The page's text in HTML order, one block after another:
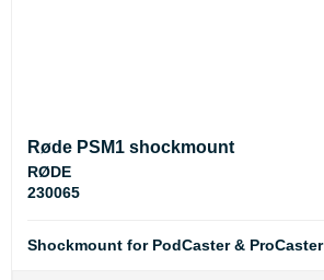
Røde PSM1 shockmount
RØDE
230065
Shockmount for PodCaster & ProCaster